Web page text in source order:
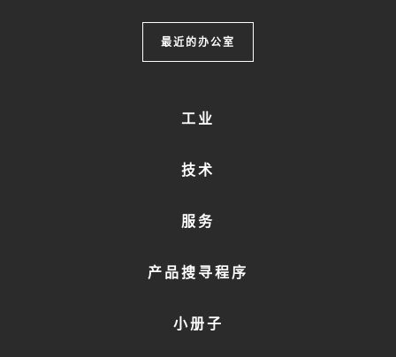
最近的办公室
工业
技术
服务
产品搜寻程序
小册子